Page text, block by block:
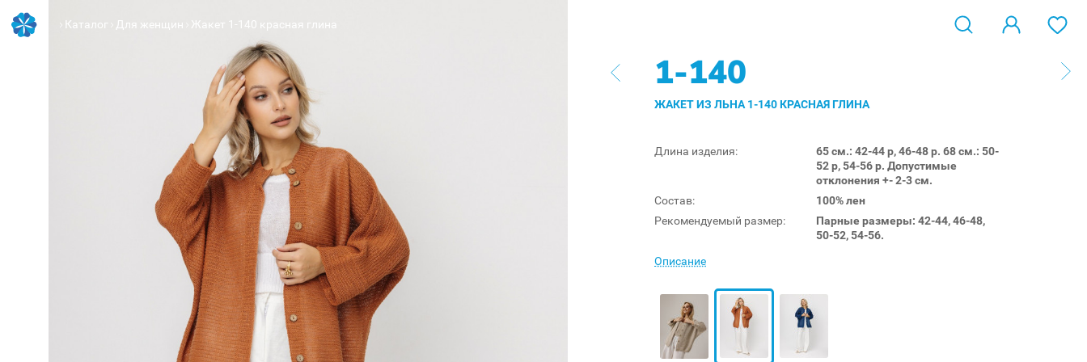
Каталог Для женщин Жакет 1-140 красная глина
1-140
ЖАКЕТ ИЗ ЛЬНА 1-140 КРАСНАЯ ГЛИНА
Длина изделия:
65 см.: 42-44 р, 46-48 р. 68 см.: 50-
52 р, 54-56 р. Допустимые
отклонения +- 2-3 см.
Состав:
100% лен
Рекомендуемый размер:
Парные размеры: 42-44, 46-48,
50-52, 54-56.
Описание